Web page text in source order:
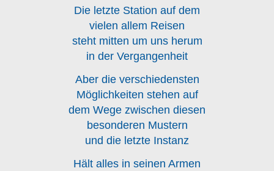
Die letzte Station auf dem
vielen allem Reisen
steht mitten um uns herum
in der Vergangenheit
Aber die verschiedensten
Möglichkeiten stehen auf
dem Wege zwischen diesen
besonderen Mustern
und die letzte Instanz
Hält alles in seinen Armen